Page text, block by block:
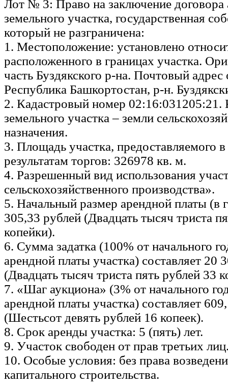
Лот № 3: Право на заключение договора
земельного участка, государственная
который не разграничена:
1. Местоположение: установлено
расположенного в границах участка.
часть Буздякского р-на. Почтовый адрес
Республика Башкортостан, р-н.
2. Кадастровый номер 02:16:031205:21.
земельного участка – земли
назначения.
3. Площадь участка, предоставляемого
результатам торгов: 326978 кв. м.
4. Разрешенный вид использования
сельскохозяйственного производства».
5. Начальный размер арендной платы (в
305,33 рублей (Двадцать тысяч триста
копейки).
6. Сумма задатка (100% от начального
арендной платы участка) составляет 20
(Двадцать тысяч триста пять рублей 33
7. «Шаг аукциона» (3% от начального
арендной платы участка) составляет
(Шестьсот девять рублей 16 копеек).
8. Срок аренды участка: 5 (пять) лет.
9. Участок свободен от прав третьих
10. Особые условия: без права
капитального строительства.